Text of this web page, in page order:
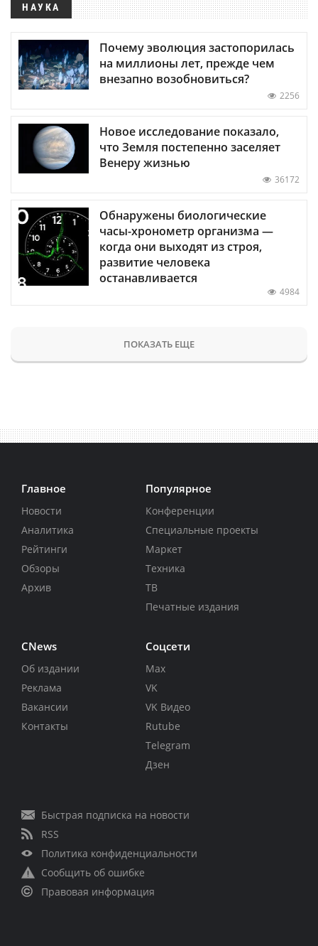
НАУКА
Почему эволюция застопорилась
на миллионы лет, прежде чем
внезапно возобновиться?
2256
Новое исследование показало,
что Земля постепенно заселяет
Венеру жизнью
36172
Обнаружены биологические
часы-хронометр организма —
когда они выходят из строя,
развитие человека
останавливается
4984
ПОКАЗАТЬ ЕЩЕ
Главное
Новости
Аналитика
Рейтинги
Обзоры
Архив
Популярное
Конференции
Специальные проекты
Маркет
Техника
ТВ
Печатные издания
CNews
Об издании
Реклама
Вакансии
Контакты
Соцсети
Max
VK
VK Видео
Rutube
Telegram
Дзен
Быстрая подписка на новости
RSS
Политика конфиденциальности
Сообщить об ошибке
Правовая информация